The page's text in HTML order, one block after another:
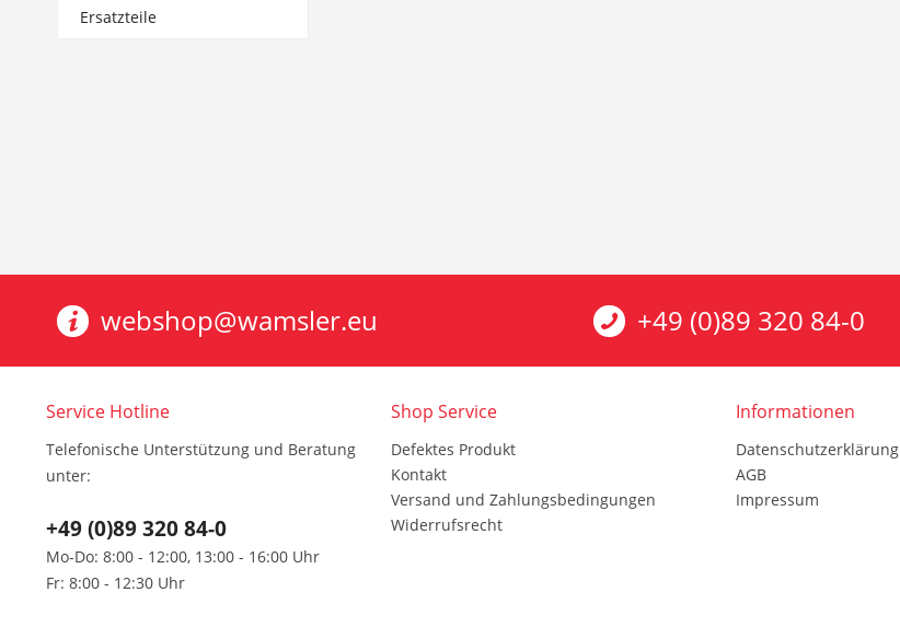
Ersatzteile
webshop@wamsler.eu +49 (0)89 320 84-0
Service Hotline
Telefonische Unterstützung und Beratung
unter:
+49 (0)89 320 84-0
Mo-Do: 8:00 - 12:00, 13:00 - 16:00 Uhr
Fr: 8:00 - 12:30 Uhr
Shop Service
Defektes Produkt
Kontakt
Versand und Zahlungsbedingungen
Widerrufsrecht
Informationen
Datenschutzerklärung
AGB
Impressum